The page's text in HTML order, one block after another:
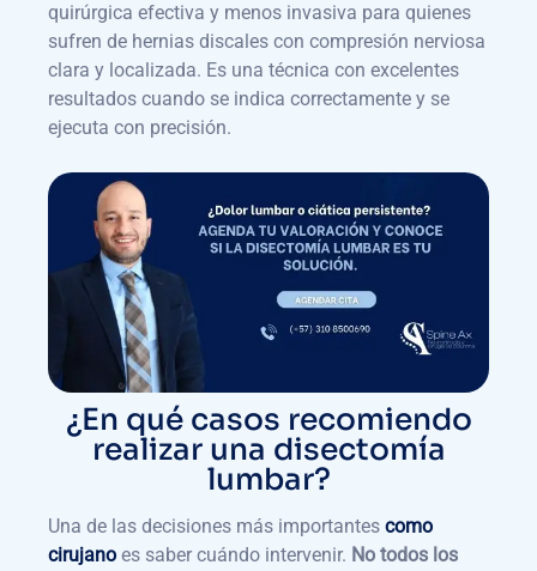
quirúrgica efectiva y menos invasiva para quienes
sufren de hernias discales con compresión nerviosa
clara y localizada. Es una técnica con excelentes
resultados cuando se indica correctamente y se
ejecuta con precisión.
¿En qué casos recomiendo
realizar una disectomía
lumbar?
Una de las decisiones más importantes como
cirujano es saber cuándo intervenir. No todos los